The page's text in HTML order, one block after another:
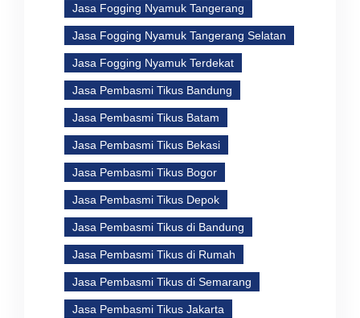
Jasa Fogging Nyamuk Tangerang
Jasa Fogging Nyamuk Tangerang Selatan
Jasa Fogging Nyamuk Terdekat
Jasa Pembasmi Tikus Bandung
Jasa Pembasmi Tikus Batam
Jasa Pembasmi Tikus Bekasi
Jasa Pembasmi Tikus Bogor
Jasa Pembasmi Tikus Depok
Jasa Pembasmi Tikus di Bandung
Jasa Pembasmi Tikus di Rumah
Jasa Pembasmi Tikus di Semarang
Jasa Pembasmi Tikus Jakarta